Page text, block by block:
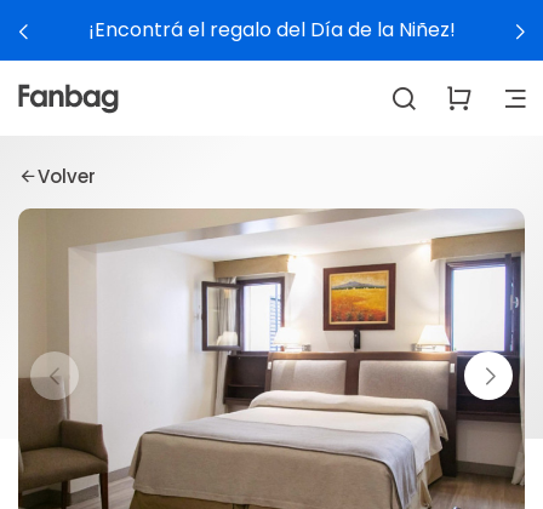
¡Encontrá el regalo del Día de la Niñez!
Volver